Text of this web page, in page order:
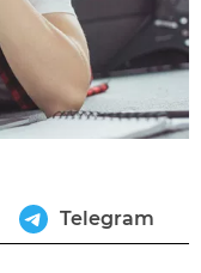
Telegram